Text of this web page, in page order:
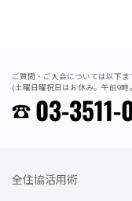
ご質問・ご入会については以下ま
(土曜日曜祝日はお休み。午前9
03-3511-
全住協活用術